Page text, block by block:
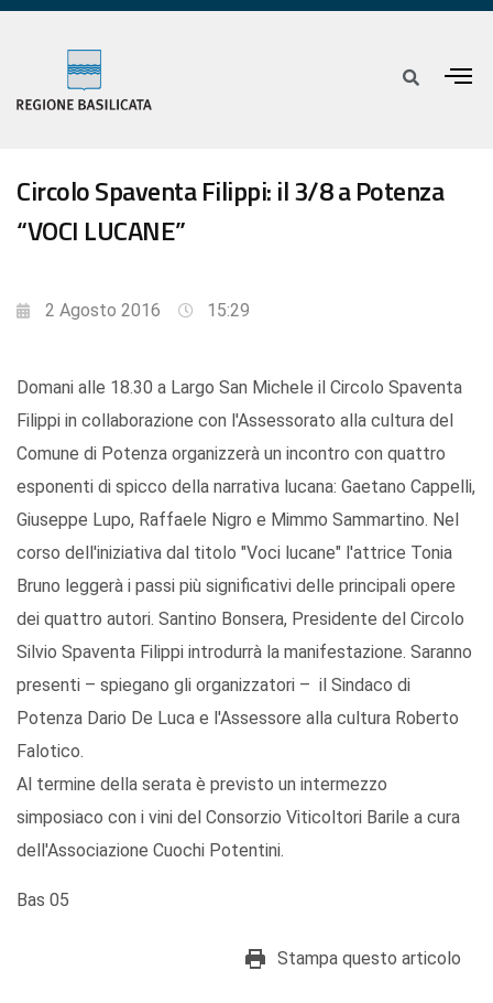
Circolo Spaventa Filippi: il 3/8 a Potenza
“VOCI LUCANE”
2 Agosto 2016 15:29
Domani alle 18.30 a Largo San Michele il Circolo Spaventa
Filippi in collaborazione con l'Assessorato alla cultura del
Comune di Potenza organizzerà un incontro con quattro
esponenti di spicco della narrativa lucana: Gaetano Cappelli,
Giuseppe Lupo, Raffaele Nigro e Mimmo Sammartino. Nel
corso dell'iniziativa dal titolo "Voci lucane" l'attrice Tonia
Bruno leggerà i passi più significativi delle principali opere
dei quattro autori. Santino Bonsera, Presidente del Circolo
Silvio Spaventa Filippi introdurrà la manifestazione. Saranno
presenti – spiegano gli organizzatori – il Sindaco di
Potenza Dario De Luca e l'Assessore alla cultura Roberto
Falotico.
Al termine della serata è previsto un intermezzo
simposiaco con i vini del Consorzio Viticoltori Barile a cura
dell'Associazione Cuochi Potentini.
Bas 05
Stampa questo articolo